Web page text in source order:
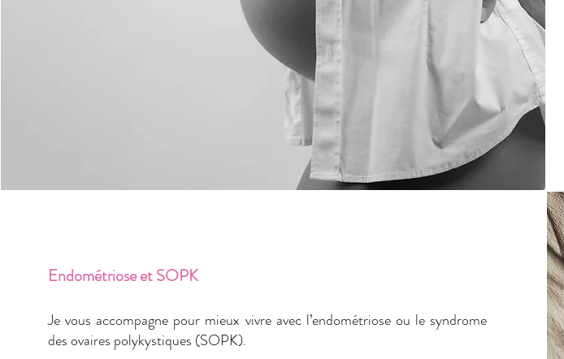
Endométriose et SOPK
Je vous accompagne pour mieux vivre avec l’endométriose ou le syndrome
des ovaires polykystiques (SOPK).